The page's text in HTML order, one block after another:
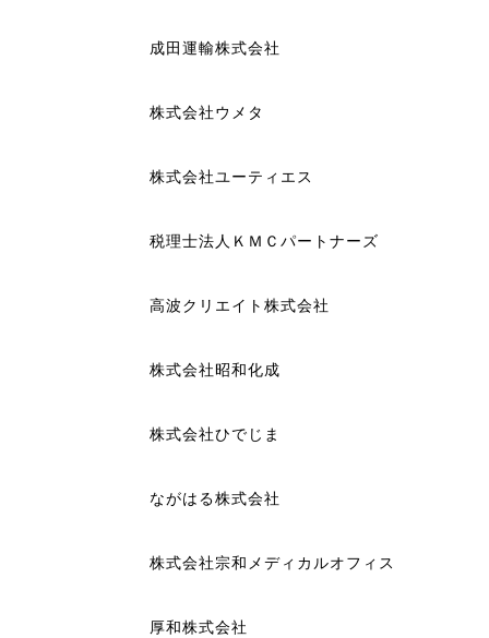
成田運輸株式会社
株式会社ウメタ
株式会社ユーティエス
税理士法人ＫＭＣパートナーズ
高波クリエイト株式会社
株式会社昭和化成
株式会社ひでじま
ながはる株式会社
株式会社宗和メディカルオフィス
厚和株式会社